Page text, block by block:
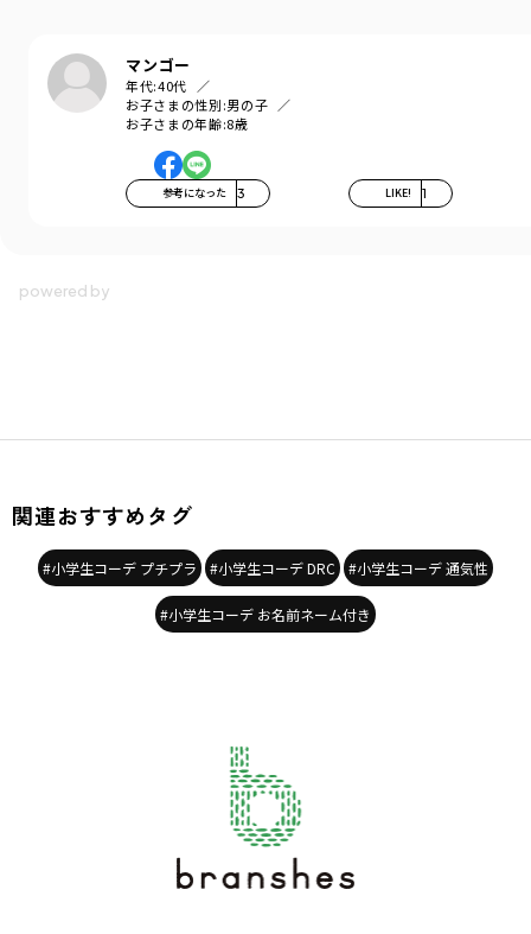
マンゴー
年代:40代
お子さまの性別:男の子
お子さまの年齢:8歳
参考になった 3 LIKE! 1
93：オフホワイト3
伸縮性：なし
ポケット：なし
＃通園コーデ＃通学コーデ＃小学生コーデ
＃プチプラ＃プチプラ子供服＃子供服通販
＃お揃い＃お揃いコーデ
シーズン
／2026春夏
性別タイプ
／GIRL
BOY
対象イベント ／ファイナルセール
商品番号
／16-6207-355
関連おすすめタグ
#小学生コーデ プチプラ #小学生コーデ DRC #小学生コーデ 通気性
#小学生コーデ お名前ネーム付き